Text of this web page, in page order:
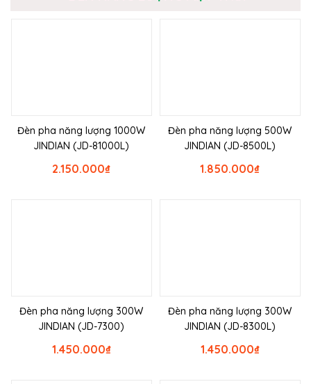
Đèn pha năng lượng 1000W
JINDIAN (JD-81000L)
₫
2.150.000
Đèn pha năng lượng 500W
JINDIAN (JD-8500L)
₫
1.850.000
Đèn pha năng lượng 300W
JINDIAN (JD-7300)
₫
1.450.000
Đèn pha năng lượng 300W
JINDIAN (JD-8300L)
₫
1.450.000